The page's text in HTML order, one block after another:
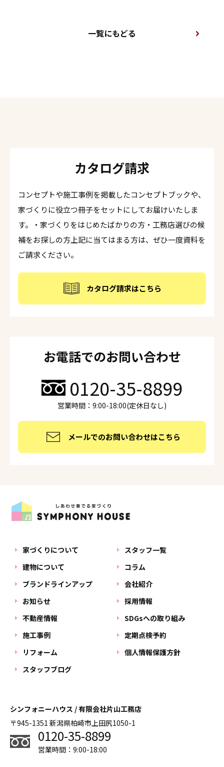
一覧にもどる
カタログ請求
コンセプトや施工事例を掲載したコンセプトブックや、
家づくりに役立つ冊子をセットにしてお届けいたしま
す。・家づくりをはじめたばかりの方・工務店選びの候
補をお探しの方上記に当てはまる方は、ぜひ一度資料を
ご請求ください。
カタログ請求はこちら
お電話でのお問い合わせ
0120-35-8899
営業時間：9:00-18:00(定休日なし)
メールでのお問い合わせはこちら
家づくりについて
建物について
ブランドラインアップ
お知らせ
不動産情報
施工事例
リフォーム
スタッフブログ
スタッフ一覧
コラム
会社紹介
採用情報
SDGsへの取り組み
定期点検予約
個人情報保護方針
シンフォニーハウス / 有限会社片山工務店
〒945-1351 新潟県柏崎市上田尻1050-1
0120-35-8899
営業時間：9:00-18:00